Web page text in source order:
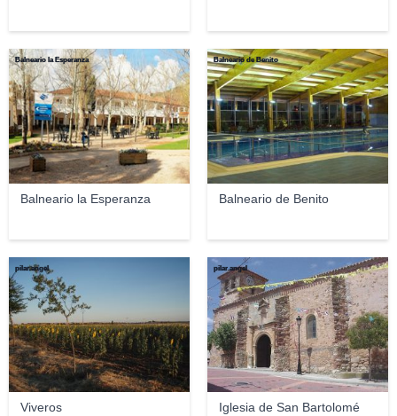
Balneario la Esperanza
Balneario la Esperanza
Balneario de Benito
Balneario de Benito
Viveros
pilar.angel
Iglesia de San Bartolomé
pilar.angel